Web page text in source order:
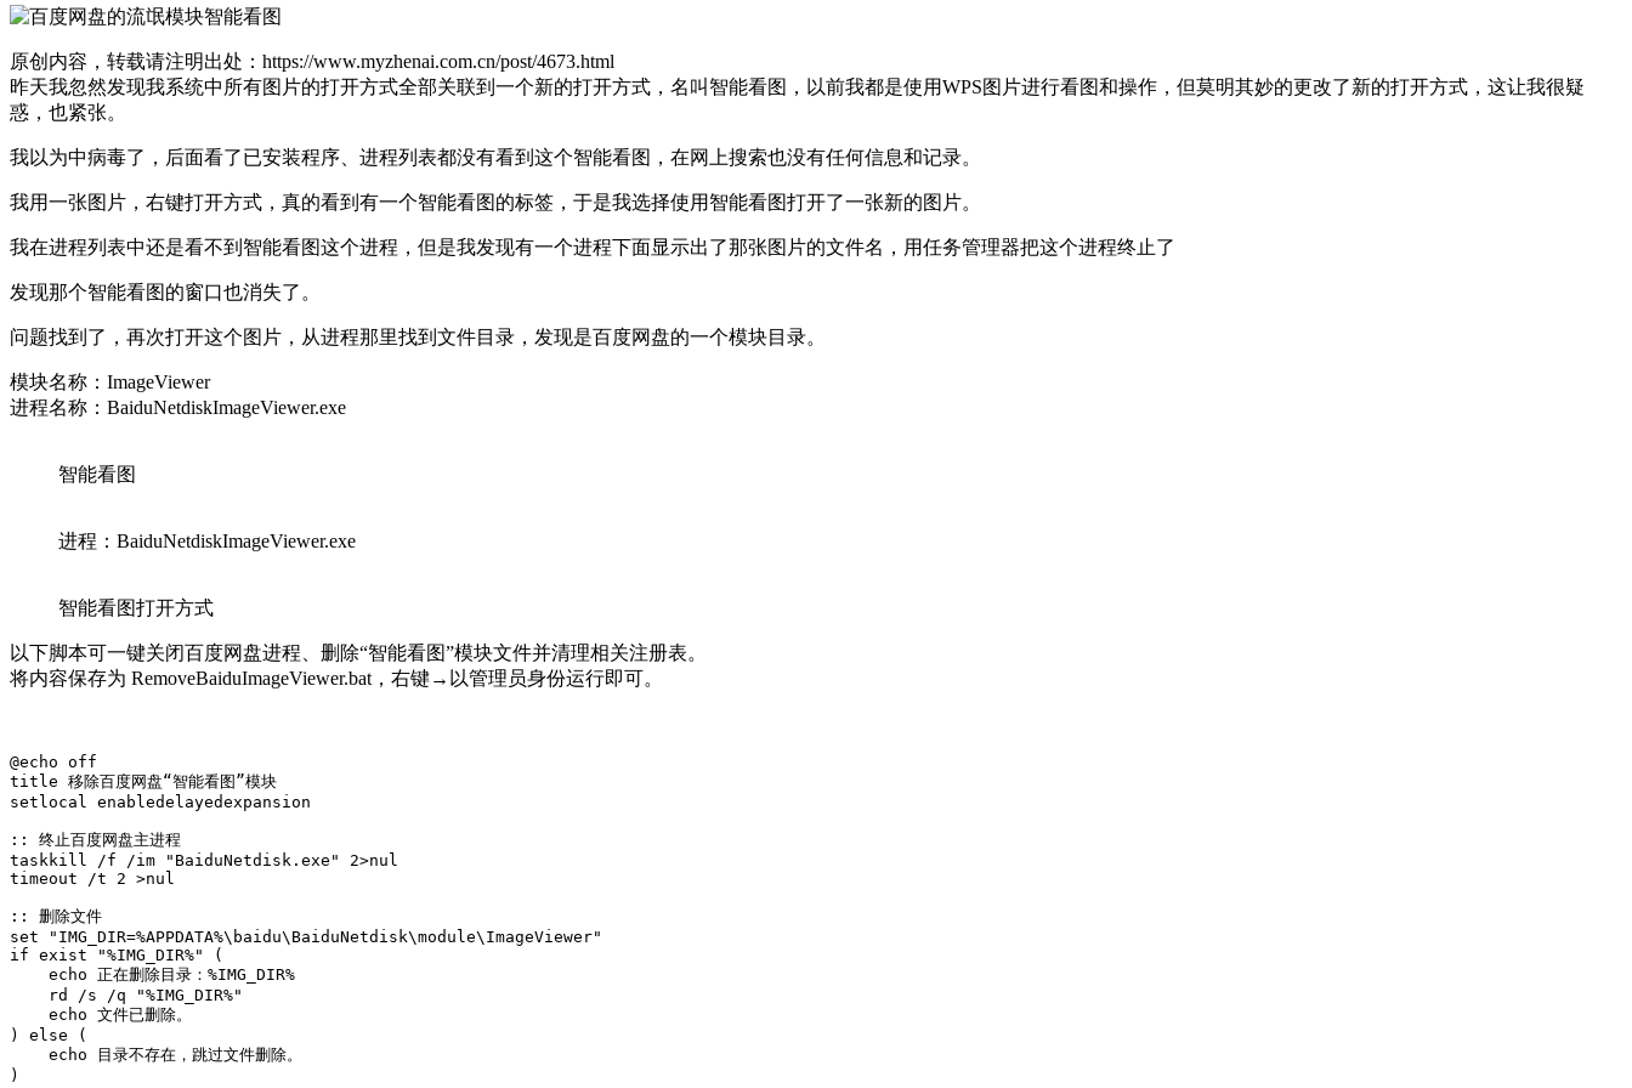
原创内容，转载请注明出处：https://www.myzhenai.com.cn/post/4673.html
昨天我忽然发现我系统中所有图片的打开方式全部关联到一个新的打开方式，名叫智能看图，以前我都是使用WPS图片进行看图和操作，但莫明其妙的更改了新的打开方式，这让我很疑
惑，也紧张。
我以为中病毒了，后面看了已安装程序、进程列表都没有看到这个智能看图，在网上搜索也没有任何信息和记录。
我用一张图片，右键打开方式，真的看到有一个智能看图的标签，于是我选择使用智能看图打开了一张新的图片。
我在进程列表中还是看不到智能看图这个进程，但是我发现有一个进程下面显示出了那张图片的文件名，用任务管理器把这个进程终止了
发现那个智能看图的窗口也消失了。
问题找到了，再次打开这个图片，从进程那里找到文件目录，发现是百度网盘的一个模块目录。
模块名称：ImageViewer
进程名称：BaiduNetdiskImageViewer.exe
智能看图
进程：BaiduNetdiskImageViewer.exe
智能看图打开方式
以下脚本可一键关闭百度网盘进程、删除“智能看图”模块文件并清理相关注册表。
将内容保存为 RemoveBaiduImageViewer.bat，右键→以管理员身份运行即可。
@echo off
title 移除百度网盘“智能看图”模块
setlocal enabledelayedexpansion
:: 终止百度网盘主进程
taskkill /f /im "BaiduNetdisk.exe" 2>nul
timeout /t 2 >nul
:: 删除文件
set "IMG_DIR=%APPDATA%\baidu\BaiduNetdisk\module\ImageViewer"
if exist "%IMG_DIR%" (
    echo 正在删除目录：%IMG_DIR%
    rd /s /q "%IMG_DIR%"
    echo 文件已删除。
) else (
    echo 目录不存在，跳过文件删除。
)